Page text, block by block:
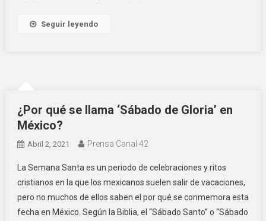
Seguir leyendo
¿Por qué se llama ‘Sábado de Gloria’ en
México?
Abril 2, 2021 Prensa Canal 42
La Semana Santa es un periodo de celebraciones y ritos
cristianos en la que los mexicanos suelen salir de vacaciones,
pero no muchos de ellos saben el por qué se conmemora esta
fecha en México. Según la Biblia, el “Sábado Santo” o “Sábado